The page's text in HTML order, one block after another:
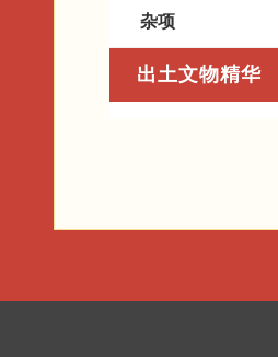
杂项
出土文物精华